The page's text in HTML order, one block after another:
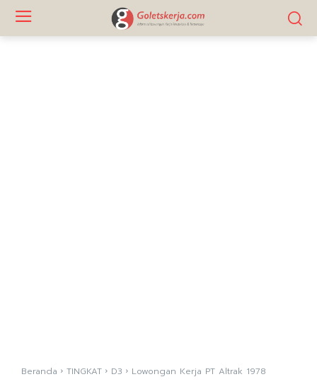
Beranda TINGKAT D3 Lowongan Kerja PT Altrak 1978